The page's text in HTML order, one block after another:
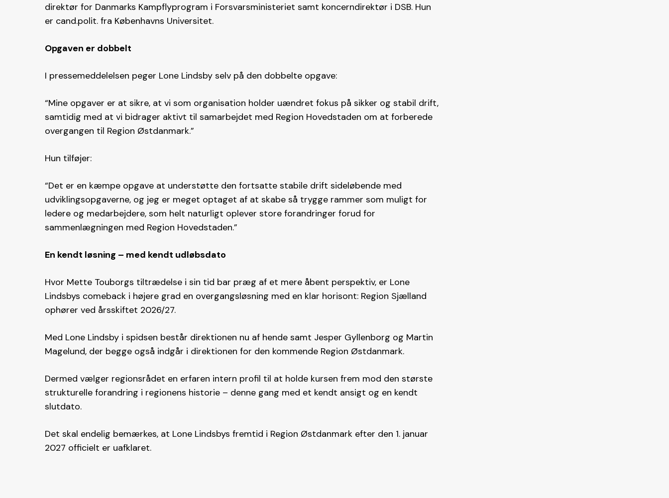
direktør for Danmarks Kampflyprogram i Forsvarsministeriet samt koncerndirektør i DSB. Hun
er cand.polit. fra Københavns Universitet.
Opgaven er dobbelt
I pressemeddelelsen peger Lone Lindsby selv på den dobbelte opgave:
“Mine opgaver er at sikre, at vi som organisation holder uændret fokus på sikker og stabil drift,
samtidig med at vi bidrager aktivt til samarbejdet med Region Hovedstaden om at forberede
overgangen til Region Østdanmark.”
Hun tilføjer:
“Det er en kæmpe opgave at understøtte den fortsatte stabile drift sideløbende med
udviklingsopgaverne, og jeg er meget optaget af at skabe så trygge rammer som muligt for
ledere og medarbejdere, som helt naturligt oplever store forandringer forud for
sammenlægningen med Region Hovedstaden.”
En kendt løsning – med kendt udløbsdato
Hvor Mette Touborgs tiltrædelse i sin tid bar præg af et mere åbent perspektiv, er Lone
Lindsbys comeback i højere grad en overgangsløsning med en klar horisont: Region Sjælland
ophører ved årsskiftet 2026/27.
Med Lone Lindsby i spidsen består direktionen nu af hende samt Jesper Gyllenborg og Martin
Magelund, der begge også indgår i direktionen for den kommende Region Østdanmark.
Dermed vælger regionsrådet en erfaren intern profil til at holde kursen frem mod den største
strukturelle forandring i regionens historie – denne gang med et kendt ansigt og en kendt
slutdato.
Det skal endelig bemærkes, at Lone Lindsbys fremtid i Region Østdanmark efter den 1. januar
2027 officielt er uafklaret.